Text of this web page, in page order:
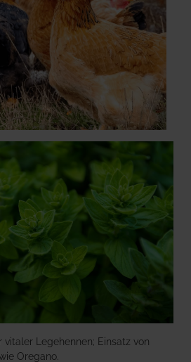
vitaler Legehennen; Einsatz von
Oregano.